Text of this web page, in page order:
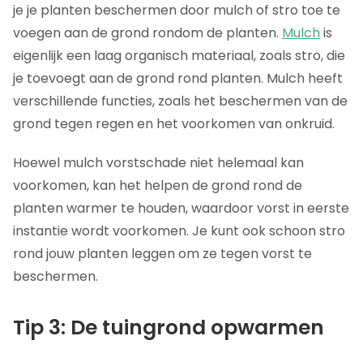
je je planten beschermen door mulch of stro toe te
voegen aan de grond rondom de planten. Mulchis
eigenlijk een laag organisch materiaal, zoals stro, die
je toevoegt aan de grond rond planten. Mulch heeft
verschillende functies, zoals het beschermen van de
grond tegen regen en het voorkomen van onkruid.
Hoewel mulch vorstschade niet helemaal kan
voorkomen, kan het helpen de grond rond de
planten warmer te houden, waardoor vorst in eerste
instantie wordt voorkomen. Je kunt ook schoon stro
rond jouw planten leggen om ze tegen vorst te
beschermen.
Tip 3: De tuingrond opwarmen